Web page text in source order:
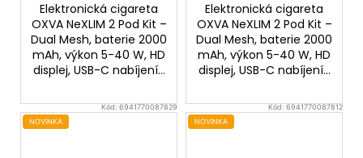
Elektronická cigareta
OXVA NeXLIM 2 Pod Kit –
Dual Mesh, baterie 2000
mAh, výkon 5-40 W, HD
displej, USB-C nabíjení...
Elektronická cigareta
OXVA NeXLIM 2 Pod Kit –
Dual Mesh, baterie 2000
mAh, výkon 5-40 W, HD
displej, USB-C nabíjení...
Kód: 6941770087829
NOVINKA
Kód: 6941770087812
NOVINKA